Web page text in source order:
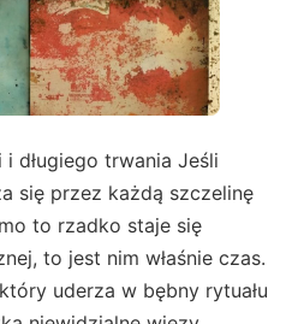
długiego trwania Jeśli
się przez każdą szczelinę
to rzadko staje się
to jest nim właśnie czas.
uderza w bębny rytuału